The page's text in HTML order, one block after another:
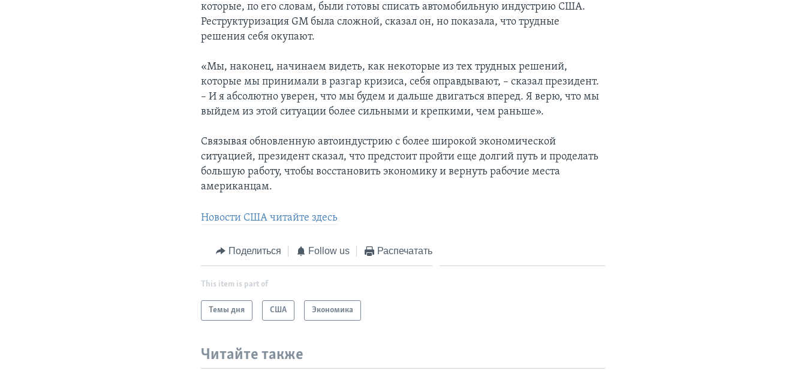
которые, по его словам, были готовы списать автомобильную индустрию США.
Реструктуризация GM была сложной, сказал он, но показала, что трудные
решения себя окупают.
«Мы, наконец, начинаем видеть, как некоторые из тех трудных решений,
которые мы принимали в разгар кризиса, себя оправдывают, – сказал президент.
– И я абсолютно уверен, что мы будем и дальше двигаться вперед. Я верю, что мы
выйдем из этой ситуации более сильными и крепкими, чем раньше».
Связывая обновленную автоиндустрию с более широкой экономической
ситуацией, президент сказал, что предстоит пройти еще долгий путь и проделать
большую работу, чтобы восстановить экономику и вернуть рабочие места
американцам.
Новости США читайте здесь
Поделиться Follow us Распечатать
This item is part of
Темы дня США Экономика
Читайте также